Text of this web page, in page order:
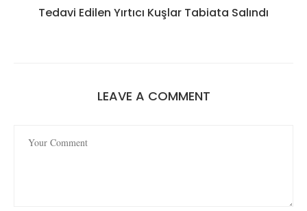
Tedavi Edilen Yırtıcı Kuşlar Tabiata Salındı
LEAVE A COMMENT